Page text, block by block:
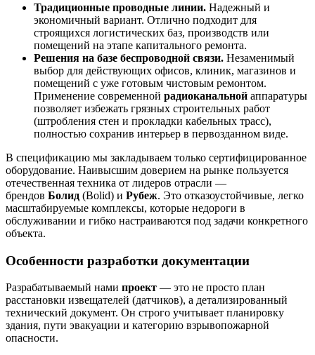
Традиционные проводные линии. Надежный и
экономичный вариант. Отлично подходит для
строящихся логистических баз, производств или
помещений на этапе капитального ремонта.
Решения на базе беспроводной связи. Незаменимый
выбор для действующих офисов, клиник, магазинов и
помещений с уже готовым чистовым ремонтом.
Применение современной радиоканальной аппаратуры
позволяет избежать грязных строительных работ
(штробления стен и прокладки кабельных трасс),
полностью сохранив интерьер в первозданном виде.
В спецификацию мы закладываем только сертифицированное
оборудование. Наивысшим доверием на рынке пользуется
отечественная техника от лидеров отрасли —
брендов Болид (Bolid) и Рубеж. Это отказоустойчивые, легко
масштабируемые комплексы, которые недороги в
обслуживании и гибко настраиваются под задачи конкретного
объекта.
Особенности разработки документации
Разрабатываемый нами проект — это не просто план
расстановки извещателей (датчиков), а детализированный
технический документ. Он строго учитывает планировку
здания, пути эвакуации и категорию взрывопожарной
опасности.